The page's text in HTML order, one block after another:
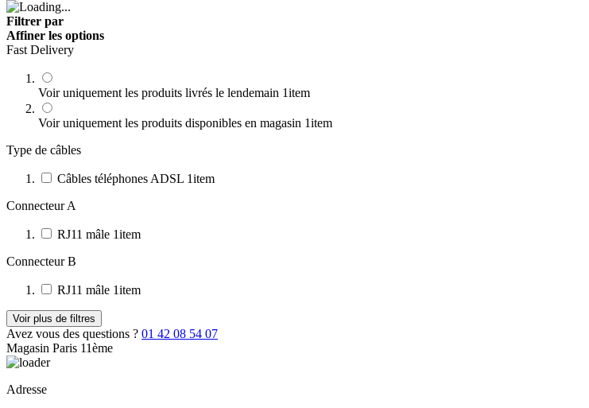
Filtrer par
Affiner les options
Fast Delivery
Voir uniquement les produits livrés le lendemain 1item
Voir uniquement les produits disponibles en magasin 1item
Type de câbles
Câbles téléphones ADSL 1item
Connecteur A
RJ11 mâle 1item
Connecteur B
RJ11 mâle 1item
Voir plus de filtres
Avez vous des questions ? 01 42 08 54 07
Magasin Paris 11ème
Adresse